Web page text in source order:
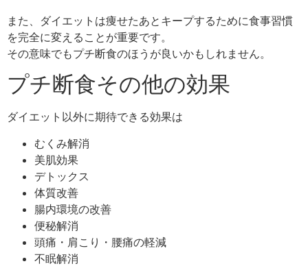
また、ダイエットは痩せたあとキープするために食事習慣
を完全に変えることが重要です。
その意味でもプチ断食のほうが良いかもしれません。
プチ断食その他の効果
ダイエット以外に期待できる効果は
むくみ解消
美肌効果
デトックス
体質改善
腸内環境の改善
便秘解消
頭痛・肩こり・腰痛の軽減
不眠解消